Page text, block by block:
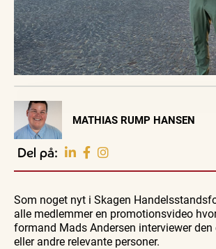
Visit Vendsyssel
EVENTKALENDER
Oplev events i
Vendsyssel
natur og lokale events.
Se events
MATHIAS RUMP HANSEN
Del på:
Som noget nyt i Skagen
alle medlemmer en promotionsvideo
formand Mads Andersen interviewer den
eller andre relevante personer.